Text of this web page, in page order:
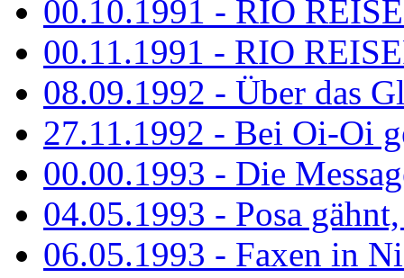
00.10.1991 - RIO
00.11.1991 - RIO
08.09.1992 - Über das
27.11.1992 - Bei Oi-Oi
00.00.1993 - Die
04.05.1993 - Posa
06.05.1993 - Faxen in